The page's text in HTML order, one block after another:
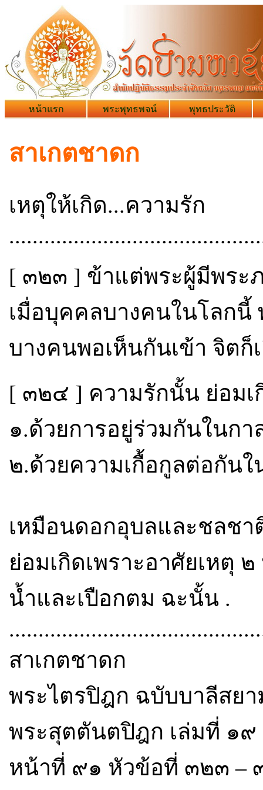
หน้าแรก พระพุทธพจน์ พุทธประวัติ
สาเกตชาดก
เหตุให้เกิด...ความรัก
[ ๓๒๓ ] ข้าแต่พระผู้มีพระ
เมื่อบุคคลบางคนในโลกนี้
บางคนพอเห็นกันเข้า จิตก็
[ ๓๒๔ ] ความรักนั้น ย่อมเ
๑.ด้วยการอยู่ร่วมกันในกา
๒.ด้วยความเกื้อกูลต่อกัน
เหมือนดอกอุบลและชลชา
ย่อมเกิดเพราะอาศัยเหตุ
น้ำและเปือกตม ฉะนั้น .
สาเกตชาดก
พระไตรปิฎก ฉบับบาลีสย
พระสุตตันตปิฎก เล่มที่ ๑
หน้าที่ ๙๑ หัวข้อที่ ๓๒๓ –